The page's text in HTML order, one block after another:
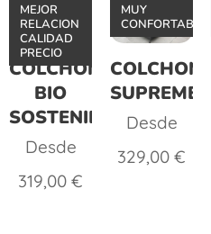
COLCHON
BIO
SOSTENIBLE
MEJOR
RELACION
CALIDAD
PRECIO
Desde
319,00 €
COLCHON
SUPREME
MUY
CONFORTABLE
Desde
329,00 €